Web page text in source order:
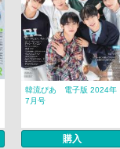
韓流ぴあ 電子版 2024年
7月号
購入